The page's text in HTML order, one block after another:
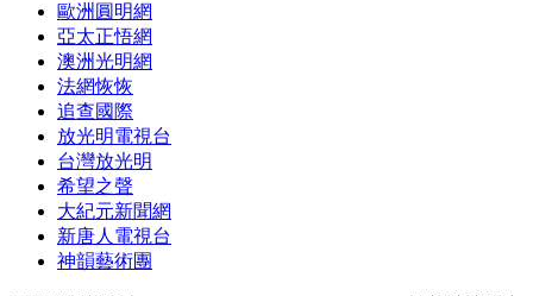
歐洲圓明網
亞太正悟網
澳洲光明網
法網恢恢
追查國際
放光明電視台
台灣放光明
希望之聲
大紀元新聞網
新唐人電視台
神韻藝術團